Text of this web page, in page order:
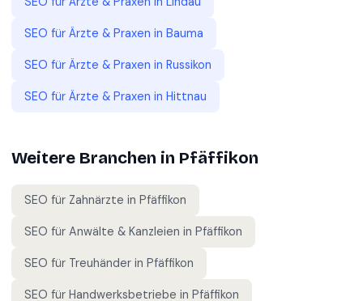
SEO für Ärzte & Praxen in Bauma
SEO für Ärzte & Praxen in Russikon
SEO für Ärzte & Praxen in Hittnau
Weitere Branchen in Pfäffikon
SEO für Zahnärzte in Pfäffikon
SEO für Anwälte & Kanzleien in Pfäffikon
SEO für Treuhänder in Pfäffikon
SEO für Handwerksbetriebe in Pfäffikon